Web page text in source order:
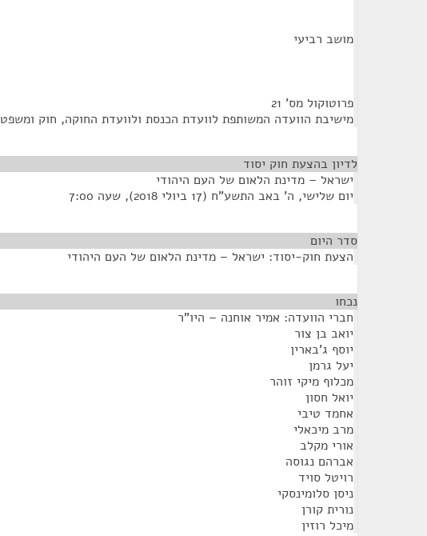
מושב רביעי
פרוטוקול מס' 21
מישיבת הוועדה המשותפת לוועדת הכנסת ולוועדת החוקה, חוק ומשפט
לדיון בהצעת חוק יסוד
ישראל – מדינת הלאום של העם היהודי
יום שלישי, ה' באב התשע"ח (17 ביולי 2018), שעה 7:00
סדר היום
הצעת חוק-יסוד: ישראל – מדינת הלאום של העם היהודי
נכחו
חברי הוועדה: אמיר אוחנה – היו"ר
יואב בן צור
יוסף ג'בארין
יעל גרמן
מכלוף מיקי זוהר
יואל חסון
אחמד טיבי
מרב מיכאלי
אורי מקלב
אברהם נגוסה
רויטל סויד
ניסן סלומינסקי
נורית קורן
מיכל רוזין